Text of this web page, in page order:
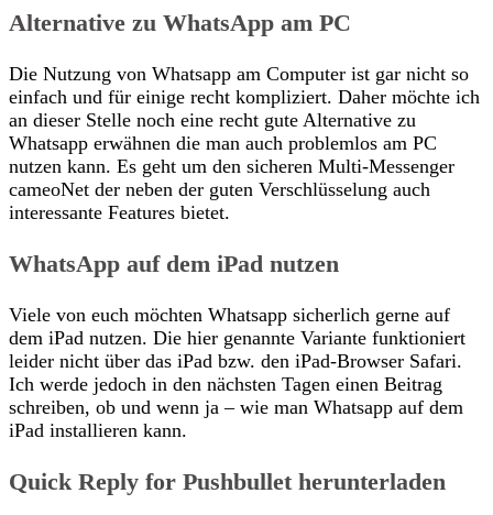
Alternative zu WhatsApp am PC
Die Nutzung von Whatsapp am Computer ist gar nicht so
einfach und für einige recht kompliziert. Daher möchte ich
an dieser Stelle noch eine recht gute Alternative zu
Whatsapp erwähnen die man auch problemlos am PC
nutzen kann. Es geht um den sicheren Multi-Messenger
cameoNet der neben der guten Verschlüsselung auch
interessante Features bietet.
WhatsApp auf dem iPad nutzen
Viele von euch möchten Whatsapp sicherlich gerne auf
dem iPad nutzen. Die hier genannte Variante funktioniert
leider nicht über das iPad bzw. den iPad-Browser Safari.
Ich werde jedoch in den nächsten Tagen einen Beitrag
schreiben, ob und wenn ja – wie man Whatsapp auf dem
iPad installieren kann.
Quick Reply for Pushbullet herunterladen